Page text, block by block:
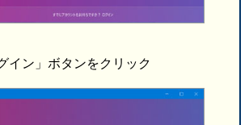
イン」ボタンをクリック